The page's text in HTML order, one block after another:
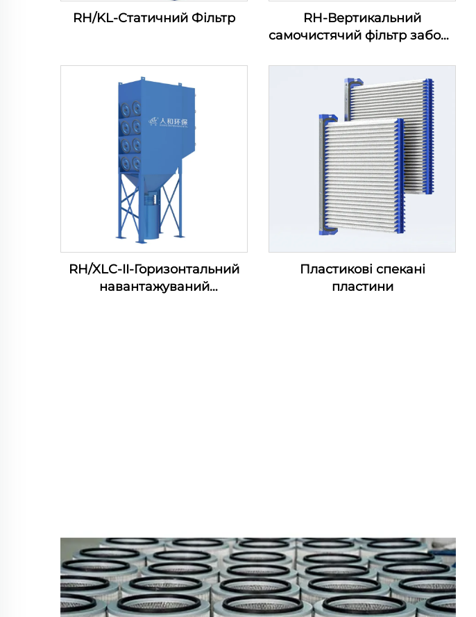
RH/KL-Статичний Фільтр
RH-Вертикальний
самочистячий фільтр забору
входу повітряного
компресора (100-1200м3/хв)
RH/XLC-II-Горизонтальний
навантажуваний
Пластикові спекані
пластини